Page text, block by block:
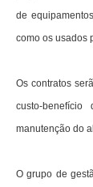
de
como os usados
Os contratos
custo-
manutenção do
O grupo de